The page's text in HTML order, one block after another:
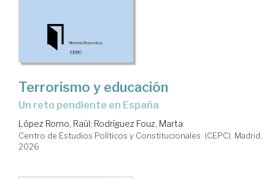
Terrorismo y educación
Un reto pendiente en España
López Romo, Raúl; Rodríguez Fouz, Marta
Centro de Estudios Políticos y Constitucionales. (CEPC). Madrid,
2026